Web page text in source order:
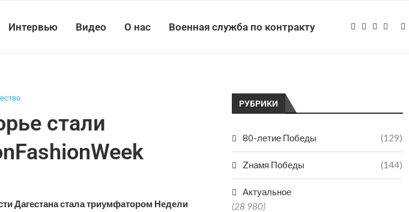
Интервью Видео О нас Военная служба по контракту
стали
Дагестана стала триумфатором Недели
РУБРИКИ
80-летие Победы (129)
Zнамя Победы (144)
Актуальное
(28 980)